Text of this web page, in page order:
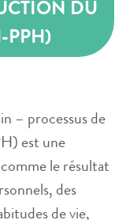
DU
PPH)
– processus de
est une
le résultat
des
de vie,